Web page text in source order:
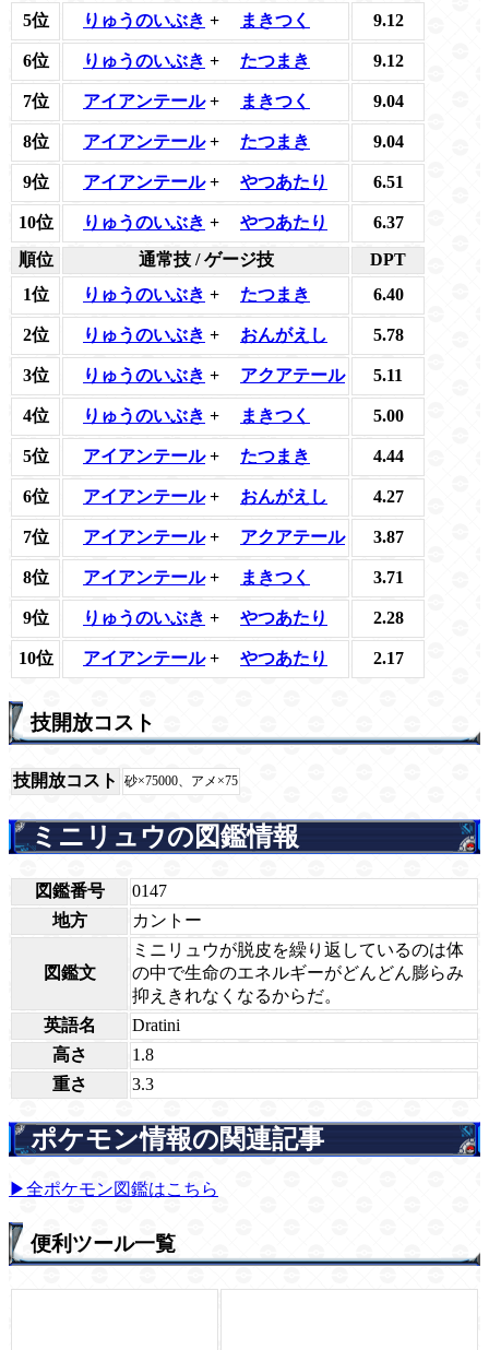
5位 りゅうのいぶき + まきつく 9.12
6位 りゅうのいぶき + たつまき 9.12
7位 アイアンテール+ まきつく 9.04
8位 アイアンテール+ たつまき 9.04
9位 アイアンテール+ やつあたり 6.51
10位 りゅうのいぶき + やつあたり
6.37
順位
通常技 / ゲージ技
DPT
1位
りゅうのいぶき + たつまき 6.40
2位 りゅうのいぶき + おんがえし 5.78
3位 りゅうのいぶき + アクアテール 5.11
4位 りゅうのいぶき + まきつく 5.00
5位 アイアンテール+ たつまき 4.44
6位 アイアンテール+ おんがえし 4.27
7位 アイアンテール+ アクアテール 3.87
8位 アイアンテール+ まきつく 3.71
9位 りゅうのいぶき + やつあたり 2.28
10位 アイアンテール+ やつあたり 2.17
技開放コスト
技開放コスト 砂×75000、アメ×75
ミニリュウの図鑑情報
図鑑番号
0147
地方
カントー
図鑑文
ミニリュウが脱皮を繰り返しているのは体
の中で生命のエネルギーがどんどん膨らみ
抑えきれなくなるからだ。
英語名
Dratini
高さ
1.8
重さ
3.3
ポケモン情報の関連記事
▶全ポケモン図鑑はこちら
便利ツール一覧